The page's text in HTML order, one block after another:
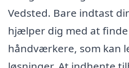
Vedsted. Bare indtast
hjælper dig med at
håndværkere, som kan